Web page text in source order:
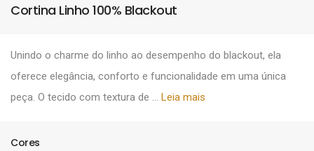
Cortina Linho 100% Blackout
Unindo o charme do linho ao desempenho do blackout, ela
oferece elegância, conforto e funcionalidade em uma única
peça. O tecido com textura de ... Leia mais
Cores